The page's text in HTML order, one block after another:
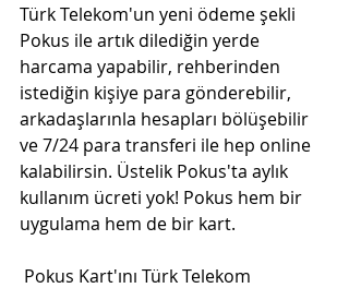
Türk Telekom'un yeni ödeme şekli
Pokus ile artık dilediğin yerde
harcama yapabilir, rehberinden
istediğin kişiye para gönderebilir,
arkadaşlarınla hesapları bölüşebilir
ve 7/24 para transferi ile hep online
kalabilirsin. Üstelik Pokus'ta aylık
kullanım ücreti yok! Pokus hem bir
uygulama hem de bir kart.